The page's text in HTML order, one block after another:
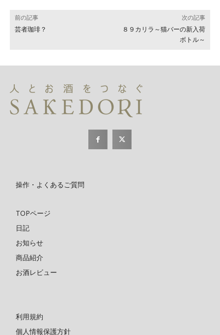
前の記事
芸者珈琲？
次の記事
８９カリラ～猫バーの新入荷
ボトル～
操作・よくあるご質問
TOPページ
日記
お知らせ
商品紹介
お酒レビュー
利用規約
個人情報保護方針